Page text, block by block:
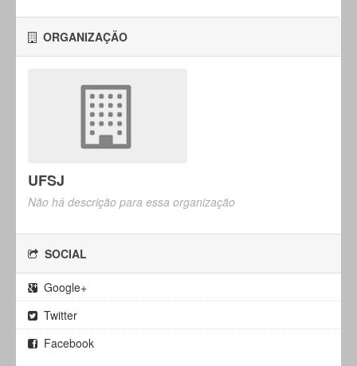
ORGANIZAÇÃO
UFSJ
Não há descrição para essa organização
SOCIAL
Google+
Twitter
Facebook